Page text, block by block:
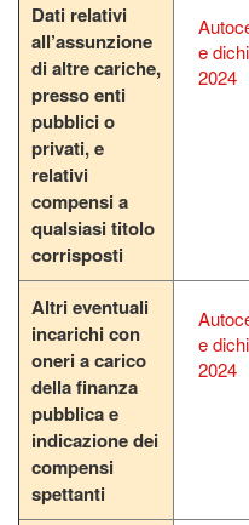
Dati relativi
all’assunzione
di altre cariche,
presso enti
pubblici o
privati, e
relativi
compensi a
qualsiasi titolo
corrisposti
e
2024
Altri eventuali
incarichi con
oneri a carico
della finanza
pubblica e
indicazione dei
compensi
spettanti
e
2024